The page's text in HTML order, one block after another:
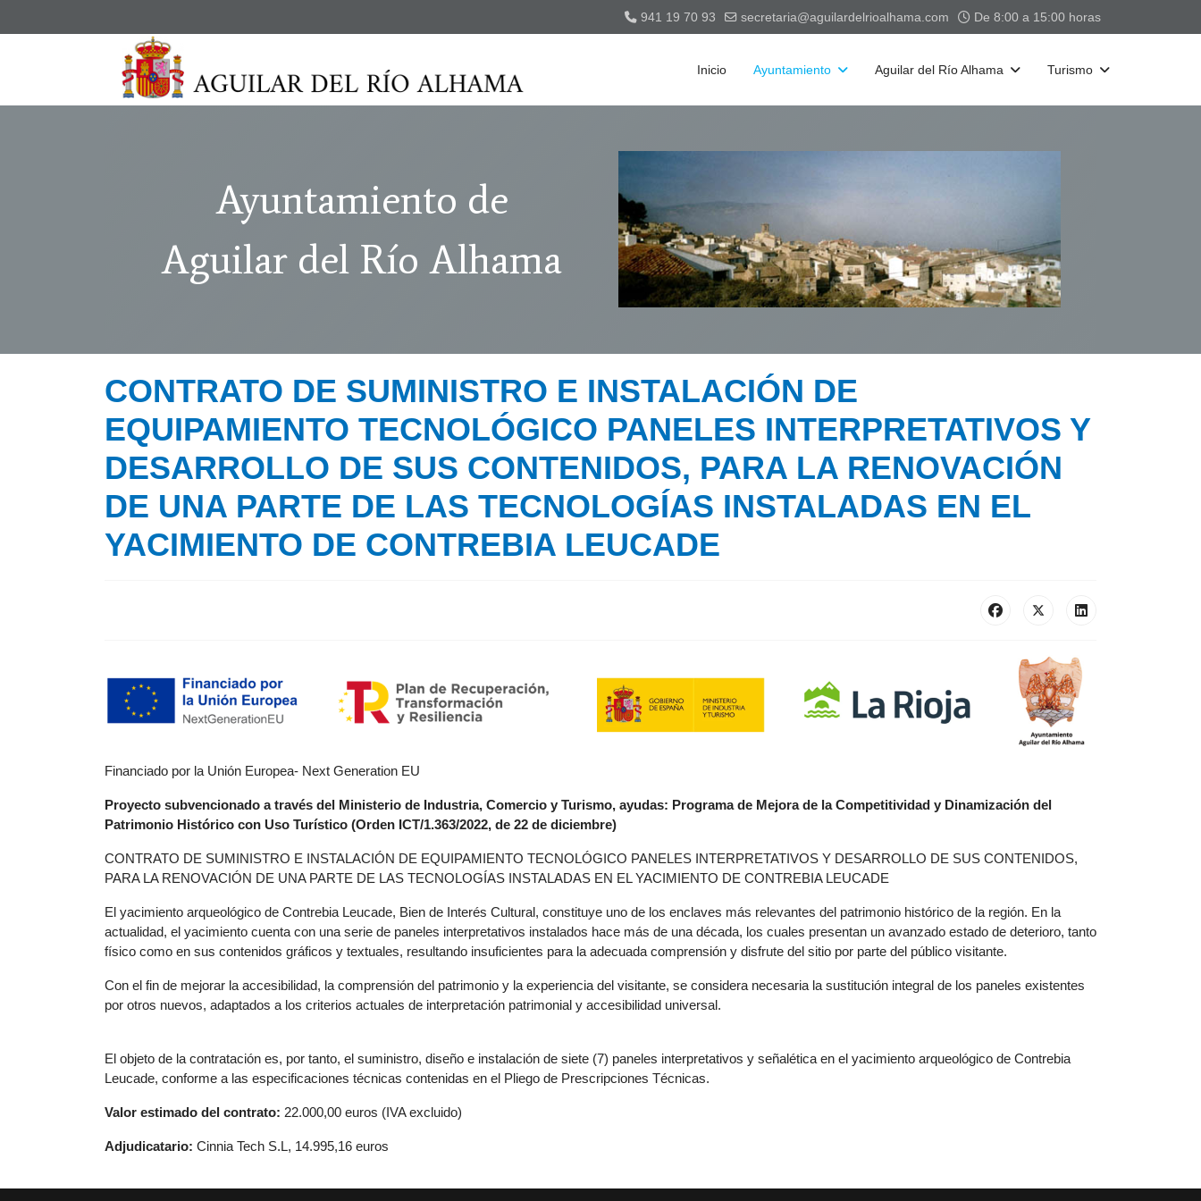
941 19 70 93 secretaria@aguilardelrioalhama.com De 8:00 a 15:00 horas
Inicio Ayuntamiento Aguilar del Río Alhama Turismo
Ayuntamiento de
Aguilar del Río Alhama
CONTRATO DE SUMINISTRO E INSTALACIÓN DE
EQUIPAMIENTO TECNOLÓGICO PANELES INTERPRETATIVOS Y
DESARROLLO DE SUS CONTENIDOS, PARA LA RENOVACIÓN
DE UNA PARTE DE LAS TECNOLOGÍAS INSTALADAS EN EL
YACIMIENTO DE CONTREBIA LEUCADE
Financiado por la Unión Europea- Next Generation EU
Proyecto subvencionado a través del Ministerio de Industria, Comercio y Turismo, ayudas: Programa de Mejora de la Competitividad y Dinamización del
Patrimonio Histórico con Uso Turístico (Orden ICT/1.363/2022, de 22 de diciembre)
CONTRATO DE SUMINISTRO E INSTALACIÓN DE EQUIPAMIENTO TECNOLÓGICO PANELES INTERPRETATIVOS Y DESARROLLO DE SUS CONTENIDOS,
PARA LA RENOVACIÓN DE UNA PARTE DE LAS TECNOLOGÍAS INSTALADAS EN EL YACIMIENTO DE CONTREBIA LEUCADE
El yacimiento arqueológico de Contrebia Leucade, Bien de Interés Cultural, constituye uno de los enclaves más relevantes del patrimonio histórico de la región. En la
actualidad, el yacimiento cuenta con una serie de paneles interpretativos instalados hace más de una década, los cuales presentan un avanzado estado de deterioro, tanto
físico como en sus contenidos gráficos y textuales, resultando insuficientes para la adecuada comprensión y disfrute del sitio por parte del público visitante.
Con el fin de mejorar la accesibilidad, la comprensión del patrimonio y la experiencia del visitante, se considera necesaria la sustitución integral de los paneles existentes
por otros nuevos, adaptados a los criterios actuales de interpretación patrimonial y accesibilidad universal.
El objeto de la contratación es, por tanto, el suministro, diseño e instalación de siete (7) paneles interpretativos y señalética en el yacimiento arqueológico de Contrebia
Leucade, conforme a las especificaciones técnicas contenidas en el Pliego de Prescripciones Técnicas.
Valor estimado del contrato: 22.000,00 euros (IVA excluido)
Adjudicatario: Cinnia Tech S.L, 14.995,16 euros